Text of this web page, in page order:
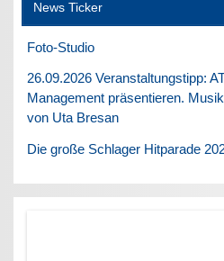
News Ticker
Foto-Studio
26.09.2026 Veranstaltungstipp:
Management präsentieren.
von Uta Bresan
Die große Schlager Hitparade